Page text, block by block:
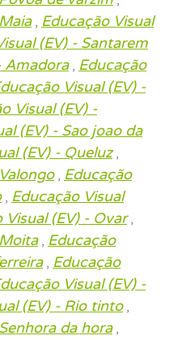
, Educação Visual
(EV) - Santarem
Amadora, Educação
Visual (EV) -
Visual (EV) -
(EV) - Sao joao da
(EV) - Queluz,
, Educação
, Educação Visual
Visual (EV) - Ovar,
, Educação
, Educação
Visual (EV) -
(EV) - Rio tinto,
da hora,